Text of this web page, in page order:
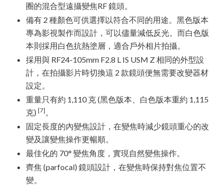
圈的混合型遠攝變焦RF 鏡頭。
備有 2 種顏色可供選擇以符合不同的用途。黑色版本
專為影視製作而設計，可以儘量減低反光。而白色版
本則採用白色抗熱塗層，適合戶外相片拍攝。
採用與 RF24-105mm F2.8 L IS USM Z 相同的外型設
計，在拍攝影片時切換這 2 款鏡頭便無需要改變器材
設定。
重量只有約 1,110 克 (黑色版本、白色版本重約 1,115
克) [7] 。
固定長度的內變焦設計，在變焦時減少鏡頭重心的改
變及讓變焦操作更暢順。
最佳化的 70° 變焦角度，實現自然變焦操作。
齊焦 (parfocal) 鏡頭設計，在變焦時保持對焦位置不
變。